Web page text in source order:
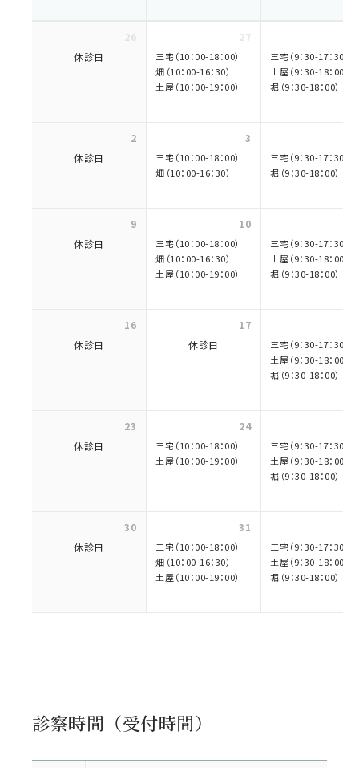
26
休診日
27
三宅（10：00-18：00）
畑（10：00-16：30）
土屋（10：00-19：00）
三宅（9：30-17：30）
土屋（9：30-18：00）
堀（9：30-18：00）
2
休診日
3
三宅（10：00-18：00）
畑（10：00-16：30）
三宅（9：30-17：30）
堀（9：30-18：00）
9
休診日
10
三宅（10：00-18：00）
畑（10：00-16：30）
土屋（10：00-19：00）
三宅（9：30-17：30）
土屋（9：30-18：00）
堀（9：30-18：00）
16
休診日
17
休診日
三宅（9：30-17：30）
土屋（9：30-18：00）
堀（9：30-18：00）
23
休診日
24
三宅（10：00-18：00）
土屋（10：00-19：00）
三宅（9：30-17：30）
土屋（9：30-18：00）
堀（9：30-18：00）
30
休診日
31
三宅（10：00-18：00）
畑（10：00-16：30）
土屋（10：00-19：00）
三宅（9：30-17：30）
土屋（9：30-18：00）
堀（9：30-18：00）
診察時間（受付時間）